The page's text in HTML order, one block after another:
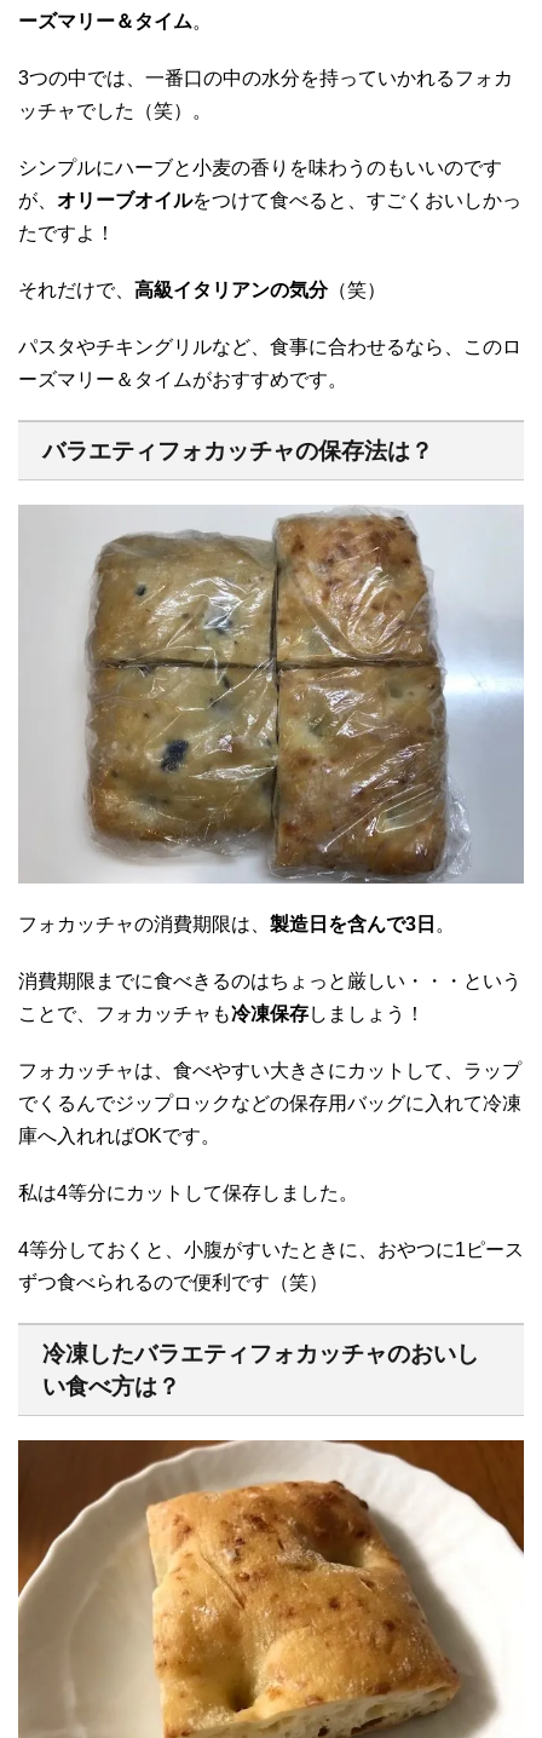
ーズマリー＆タイム。
3つの中では、一番口の中の水分を持っていかれるフォカ
ッチャでした（笑）。
シンプルにハーブと小麦の香りを味わうのもいいのです
が、 オリーブオイルをつけて食べると、すごくおいしかっ
たですよ！
それだけで、 高級イタリアンの気分（笑）
パスタやチキングリルなど、食事に合わせるなら、このロ
ーズマリー＆タイムがおすすめです。
バラエティフォカッチャの保存法は？
フォカッチャの消費期限は、 製造日を含んで3日 。
消費期限までに食べきるのはちょっと厳しい・・・という
ことで、フォカッチャも冷凍保存しましょう！
フォカッチャは、食べやすい大きさにカットして、ラップ
でくるんでジップロックなどの保存用バッグに入れて冷凍
庫へ入れればOKです。
私は4等分にカットして保存しました。
4等分しておくと、小腹がすいたときに、おやつに1ピース
ずつ食べられるので便利です（笑）
冷凍したバラエティフォカッチャのおいし
い食べ方は？